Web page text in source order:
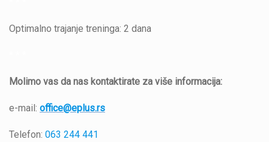
Optimalno trajanje treninga: 2 dana
Molimo vas da nas kontaktirate za više informacija:
e-mail: office@eplus.rs
Telefon: 063 244 441